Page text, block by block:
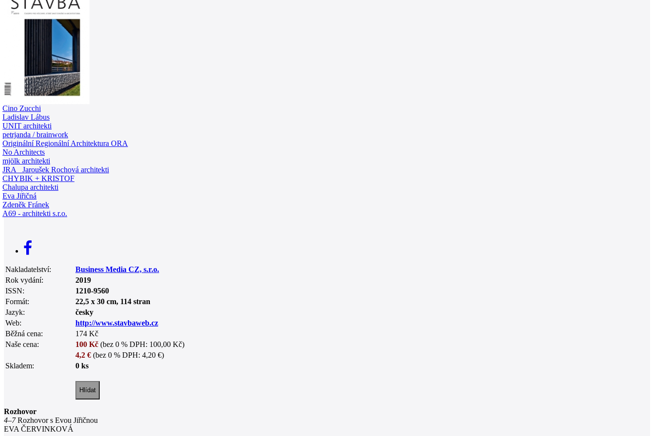
Cino Zucchi
Ladislav Lábus
UNIT architekti
petrjanda / brainwork
Originální Regionální Architektura ORA
No Architects
mjölk architekti
JRA Jaroušek Rochová architekti
CHYBIK + KRISTOF
Chalupa architekti
Eva Jiřičná
Zdeněk Fránek
A69 - architekti s.r.o.
Nakladatelství:
Business Media CZ, s.r.o.
Rok vydání:
2019
ISSN:
1210-9560
Formát:
22,5 x 30 cm, 114 stran
Jazyk:
česky
Web:
http://www.stavbaweb.cz
Běžná cena:
174 Kč
Naše cena:
100 Kč (bez 0 % DPH: 100,00 Kč)
4,2 € (bez 0 % DPH: 4,20 €)
Skladem:
0 ks
Rozhovor
4–7Rozhovor s Evou Jiřičnou
EVA ČERVINKOVÁ